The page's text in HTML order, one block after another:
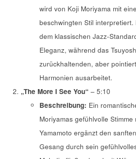
wird von Koji Moriyama mit
beschwingten Stil interpretiert.
dem klassischen Jazz-
Eleganz, während das
zurückhaltenden, aber
Harmonien ausarbeitet.
„The More I See You“ – 5:10
Beschreibung: Ein
Moriyamas gefühlvolle
Yamamoto ergänzt den
Gesang durch sein